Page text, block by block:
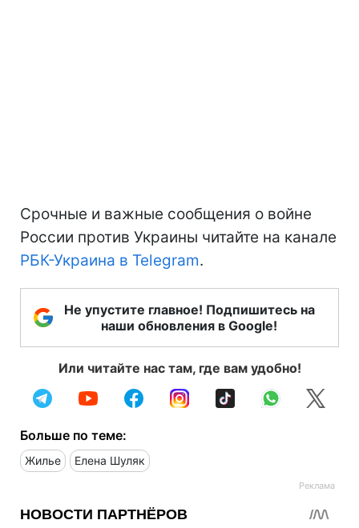
Срочные и важные сообщения о войне
России против Украины читайте на канале
РБК-Украина в Telegram.
Не упустите главное! Подпишитесь на
наши обновления в Google!
Или читайте нас там, где вам удобно!
Больше по теме:
Жилье Елена Шуляк